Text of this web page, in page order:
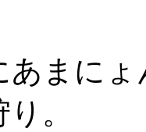
あまに
。